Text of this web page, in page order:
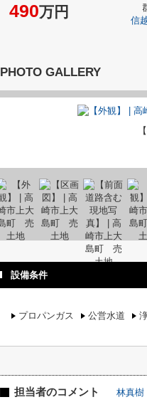
490万円
信
PHOTO GALLERY
設備条件
プロパンガス 公営水道
担当者のコメント 林真樹